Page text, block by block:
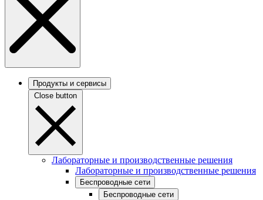
Продукты и сервисы
Close button
Лабораторные и производственные решения
Лабораторные и производственные решения
Беспроводные сети
Беспроводные сети